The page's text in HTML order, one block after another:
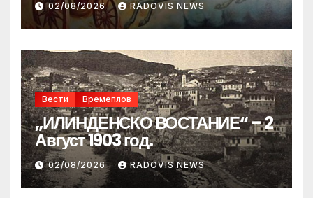
02/08/2026 RADOVIS NEWS
Вести Времеплов
„ИЛИНДЕНСКО ВОСТАНИЕ“ – 2
Август 1903 год.
02/08/2026 RADOVIS NEWS